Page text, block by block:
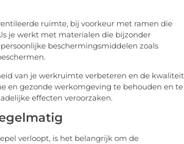
ruimte, bij voorkeur met ramen die
je werkt met materialen die bijzonder
beschermingsmiddelen zoals
van je werkruimte verbeteren en de kwaliteit
en gezonde werkomgeving te behouden en te
effecten veroorzaken.
verloopt, is het belangrijk om de